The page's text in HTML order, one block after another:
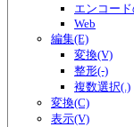
エンコー
Web
編集(E)
変換(V)
整形(-)
複数選択(.)
変換(C)
表示(V)